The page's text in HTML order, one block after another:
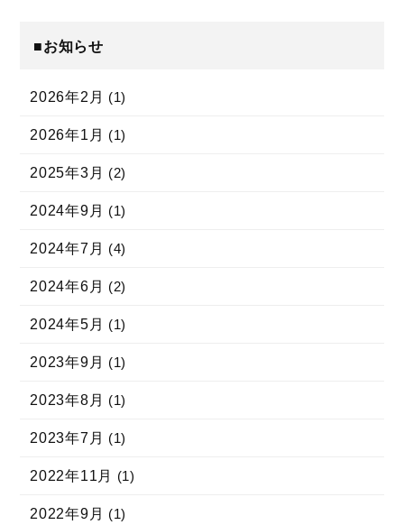
■お知らせ
2026年2月 (1)
2026年1月 (1)
2025年3月 (2)
2024年9月 (1)
2024年7月 (4)
2024年6月 (2)
2024年5月 (1)
2023年9月 (1)
2023年8月 (1)
2023年7月 (1)
2022年11月 (1)
2022年9月 (1)